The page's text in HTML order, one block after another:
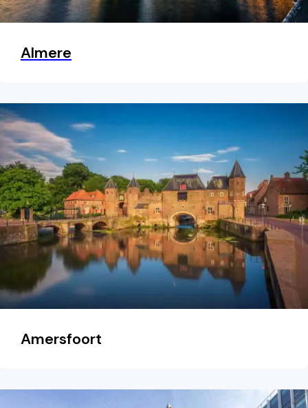
Almere
Amersfoort